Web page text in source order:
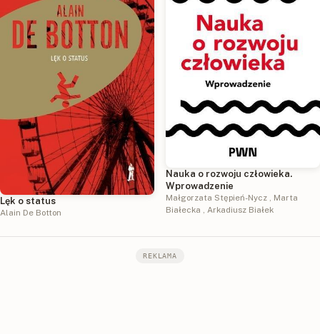
Lęk o status
Alain De Botton
Nauka o rozwoju człowieka.
Wprowadzenie
Małgorzata Stępień-Nycz
Marta
Białecka
Arkadiusz Białek
REKLAMA